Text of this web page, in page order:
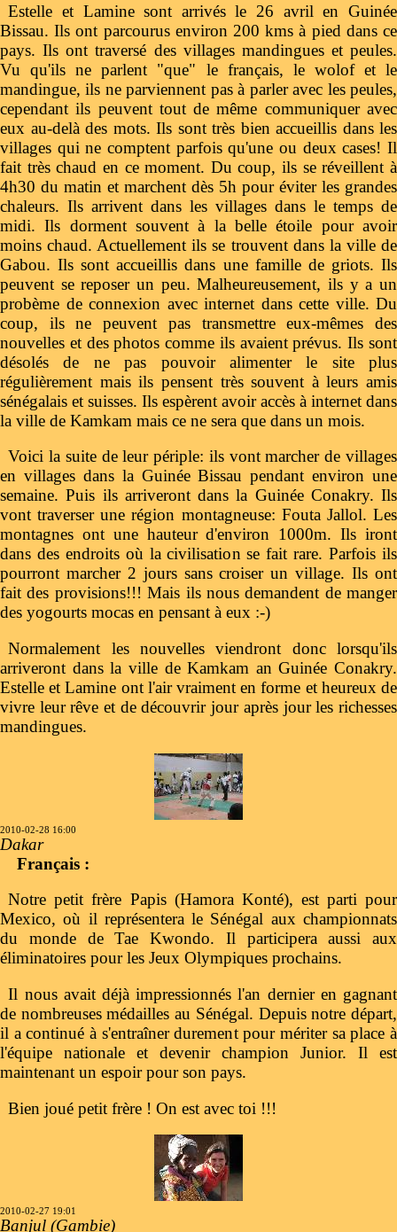
Estelle et Lamine sont arrivés le 26 avril en Guinée
Bissau. Ils ont parcourus environ 200 kms à pied dans ce
pays. Ils ont traversé des villages mandingues et peules.
Vu qu'ils ne parlent "que" le français, le wolof et le
mandingue, ils ne parviennent pas à parler avec les peules,
cependant ils peuvent tout de même communiquer avec
eux au-delà des mots. Ils sont très bien accueillis dans les
villages qui ne comptent parfois qu'une ou deux cases! Il
fait très chaud en ce moment. Du coup, ils se réveillent à
4h30 du matin et marchent dès 5h pour éviter les grandes
chaleurs. Ils arrivent dans les villages dans le temps de
midi. Ils dorment souvent à la belle étoile pour avoir
moins chaud. Actuellement ils se trouvent dans la ville de
Gabou. Ils sont accueillis dans une famille de griots. Ils
peuvent se reposer un peu. Malheureusement, ils y a un
probème de connexion avec internet dans cette ville. Du
coup, ils ne peuvent pas transmettre eux-mêmes des
nouvelles et des photos comme ils avaient prévus. Ils sont
désolés de ne pas pouvoir alimenter le site plus
régulièrement mais ils pensent très souvent à leurs amis
sénégalais et suisses. Ils espèrent avoir accès à internet dans
la ville de Kamkam mais ce ne sera que dans un mois.
Voici la suite de leur périple: ils vont marcher de villages
en villages dans la Guinée Bissau pendant environ une
semaine. Puis ils arriveront dans la Guinée Conakry. Ils
vont traverser une région montagneuse: Fouta Jallol. Les
montagnes ont une hauteur d'environ 1000m. Ils iront
dans des endroits où la civilisation se fait rare. Parfois ils
pourront marcher 2 jours sans croiser un village. Ils ont
fait des provisions!!! Mais ils nous demandent de manger
des yogourts mocas en pensant à eux :-)
Normalement les nouvelles viendront donc lorsqu'ils
arriveront dans la ville de Kamkam an Guinée Conakry.
Estelle et Lamine ont l'air vraiment en forme et heureux de
vivre leur rêve et de découvrir jour après jour les richesses
mandingues.
2010-02-28 16:00
Dakar
Français :
Notre petit frère Papis (Hamora Konté), est parti pour
Mexico, où il représentera le Sénégal aux championnats
du monde de Tae Kwondo. Il participera aussi aux
éliminatoires pour les Jeux Olympiques prochains.
Il nous avait déjà impressionnés l'an dernier en gagnant
de nombreuses médailles au Sénégal. Depuis notre départ,
il a continué à s'entraîner durement pour mériter sa place à
l'équipe nationale et devenir champion Junior. Il est
maintenant un espoir pour son pays.
Bien joué petit frère ! On est avec toi !!!
2010-02-27 19:01
Banjul (Gambie)